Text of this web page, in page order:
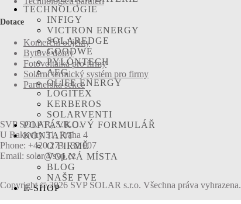
TECHNOLOGIE
INFIGY
VICTRON ENERGY
SOLAREDGE
GOODWE
PYLONTECH
AEG
OLIFE ENERGY
LOGITEX
KERBEROS
SOLARVENTI
POPTÁVKOVÝ FORMULÁŘ
KONTAKT
O FIRMĚ
VOLNÁ MÍSTA
BLOG
NAŠE FVE
E-SHOP
Dotace
Komerční objekty
Bytové domy
Fotovoltaika pro firmy
Solární termický systém pro firmy
Partnerská sekce
SVP SOLAR, S.R.O.
U Rakovky 31, Praha 4
Phone: +420 273 132 007
Email: solar@svp.cz
Copyright © 2026 SVP SOLAR s.r.o. Všechna práva vyhrazena.